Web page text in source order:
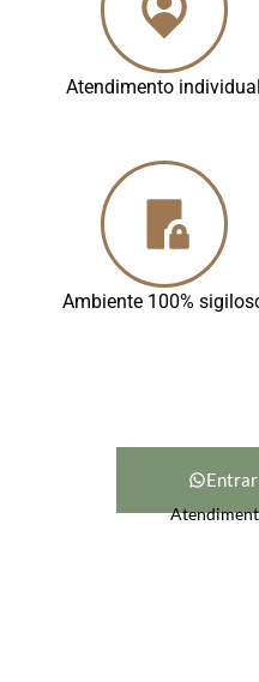
Atendimento individual
Ambiente 100%